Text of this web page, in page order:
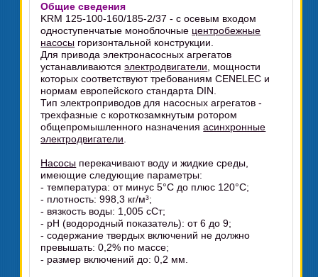
Общие сведения
KRM 125-100-160/185-2/37 - с осевым входом
одноступенчатые моноблочные центробежные
насосы горизонтальной конструкции.
Для привода электронасосных агрегатов
устанавливаютсяэлектродвигатели , мощности
которых соответствуют требованиям CENELEC и
нормам европейского стандарта DIN.
Тип электроприводов для насосных агрегатов -
трехфазные с короткозамкнутым ротором
общепромышленного назначенияасинхронные
электродвигатели
Насосы перекачивают воду и жидкие среды,
имеющие следующие параметры:
- температура: от минус 5°C до плюс 120°C;
- плотность: 998,3 кг/м³;
- вязкость воды: 1,005 сСт;
- pH (водородный показатель): от 6 до 9;
- содержание твердых включений не должно
превышать: 0,2% по массе;
- размер включений до: 0,2 мм.